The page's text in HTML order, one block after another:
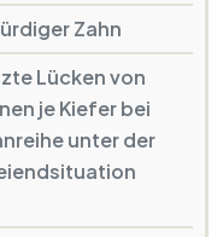
Zahn
Lücken von
je Kiefer bei
unter der